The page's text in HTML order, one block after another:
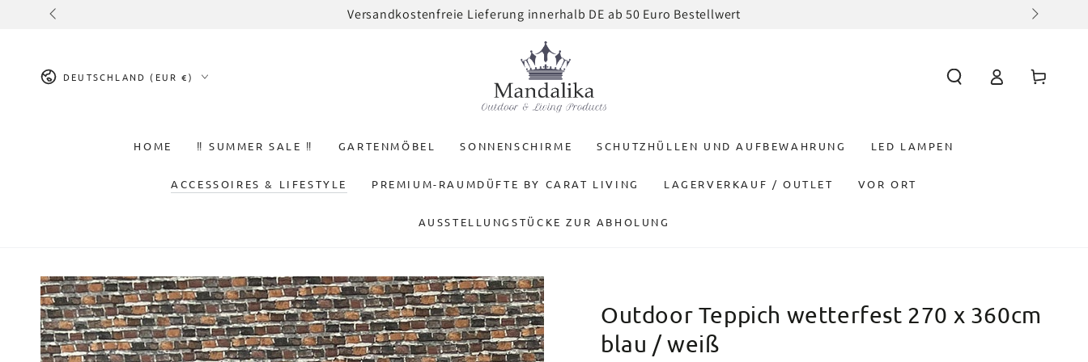
ZUM INHALT
SPRINGEN
Zum Newsletter anmelden und 3% Rabatt erhalten auf eure Gartenmöbel Bestellung mit dem Code NEW-TO-MG10
Land/Region
DEUTSCHLAND (EUR €)
HOME ‼️ SUMMER SALE ‼️ GARTENMÖBEL SONNENSCHIRME SCHUTZHÜLLEN UND AUFBEWAHRUNG LED LAMPEN
ACCESSOIRES & LIFESTYLE PREMIUM-RAUMDÜFTE BY CARAT LIVING LAGERVERKAUF / OUTLET VOR ORT
AUSSTELLUNGSTÜCKE ZUR ABHOLUNG
EinloggenWarenkorb
ZU DEN
PRODUKTINFORMATIONEN
SPRINGEN
Outdoor Teppich wetterfest 270 x 360cm
blau / weiß